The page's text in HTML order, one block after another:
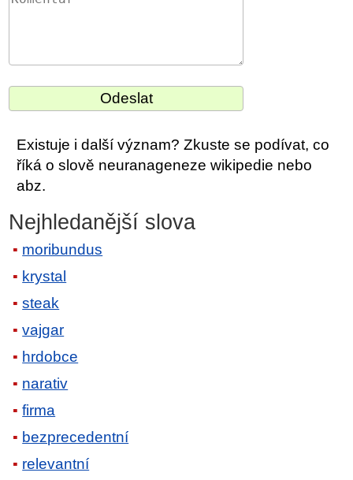
Existuje i další význam? Zkuste se podívat, co
říká o slově neuranageneze wikipedie nebo
abz.
Nejhledanější slova
moribundus
krystal
steak
vajgar
hrdobce
narativ
firma
bezprecedentní
relevantní